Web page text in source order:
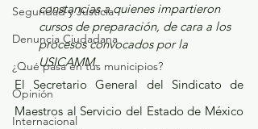
Seguridad y Justicia
Denuncia Ciudadana
¿Qué pasa en tus municipios?
Opinión
Internacional
constancias a quienes impartieron
cursos de preparación, de cara a los
procesos convocados por la
USICAMM.
El Secretario General del Sindicato de
Maestros al Servicio del Estado de México